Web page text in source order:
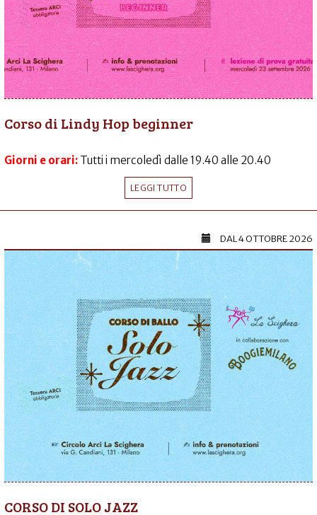
Corso di Lindy Hop beginner
Giorni e orari: Tutti i mercoledì dalle 19.40 alle 20.40
LEGGI TUTTO
DAL4 OTTOBRE 2026
CORSO DI SOLO JAZZ